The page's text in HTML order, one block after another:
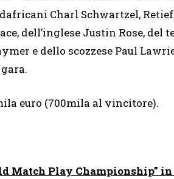
Charl Schwartzel, Retief
dell’inglese Justin Rose, del
e dello scozzese Paul
euro (700mila al vincitore).
Match Play Championship”